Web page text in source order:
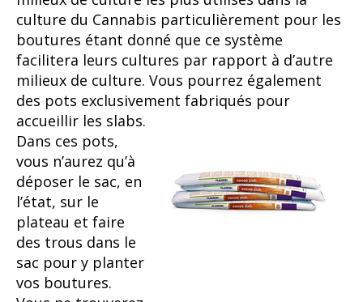
culture du Cannabis particulièrement pour les
boutures étant donné que ce système
facilitera leurs cultures par rapport à d’autre
milieux de culture. Vous pourrez également
des pots exclusivement fabriqués pour
accueillir les slabs.
Dans ces pots,
vous n’aurez qu’à
déposer le sac, en
l’état, sur le
plateau et faire
des trous dans le
sac pour y planter
vos boutures.